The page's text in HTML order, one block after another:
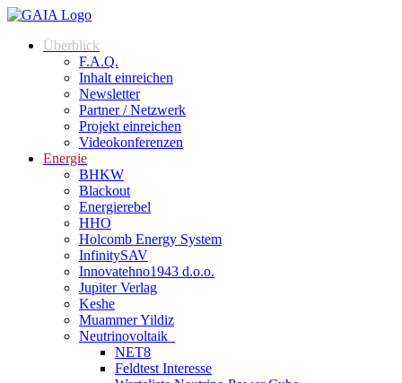
Überblick
F.A.Q.
Inhalt einreichen
Newsletter
Partner / Netzwerk
Projekt einreichen
Videokonferenzen
Energie
BHKW
Blackout
Energierebel
HHO
Holcomb Energy System
InfinitySAV
Innovatehno1943 d.o.o.
Jupiter Verlag
Keshe
Muammer Yildiz
Neutrinovoltaik
NET8
Feldtest Interesse